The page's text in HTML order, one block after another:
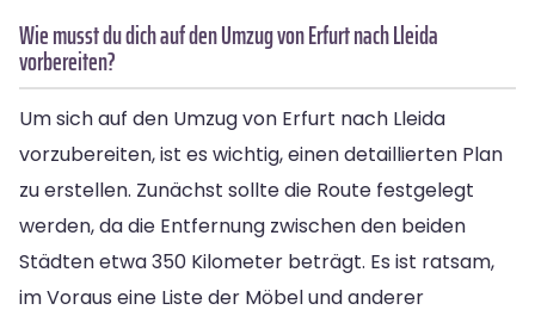
Wie musst du dich auf den Umzug von Erfurt nach Lleida
vorbereiten?
Um sich auf den Umzug von Erfurt nach Lleida
vorzubereiten, ist es wichtig, einen detaillierten Plan
zu erstellen. Zunächst sollte die Route festgelegt
werden, da die Entfernung zwischen den beiden
Städten etwa 350 Kilometer beträgt. Es ist ratsam,
im Voraus eine Liste der Möbel und anderer